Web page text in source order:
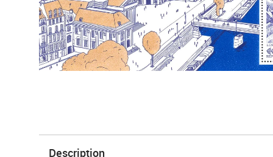
Description